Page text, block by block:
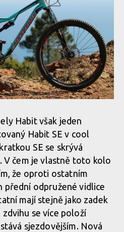
Habit však jeden
Habit SE v cool
SE se skrývá
V čem je vlastně toto kolo
že oproti ostatním
přední odpružené vidlice
mají stejně jako zadek
zdvihu se více položí
sjezdovějším. Nová